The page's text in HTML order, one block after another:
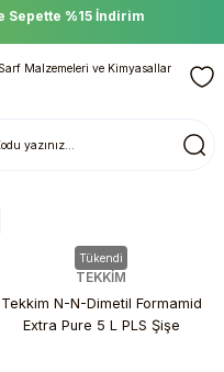
Sepette %15 İndirim
Tükendi
TEKKİM
Tekkim N-N-Dimetil Formamid
Extra Pure 5 L PLS Şişe